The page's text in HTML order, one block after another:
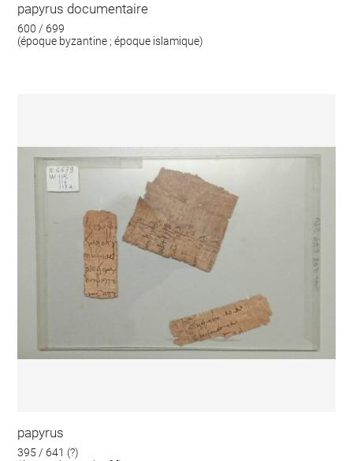
papyrus documentaire
600 / 699
(époque byzantine ; époque islamique)
papyrus
395 / 641 (?)